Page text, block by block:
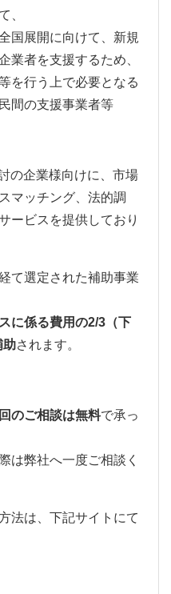
、
国展開に向けて、新規
業者を支援するため、
を行う上で必要となる
間の支援事業者等
の企業様向けに、市場
マッチング、法的調
ービスを提供しており
て選定された補助事業
に係る費用の2/3（下
助されます。
のご相談は無料で承っ
は弊社へ一度ご相談く
法は、下記サイトにて